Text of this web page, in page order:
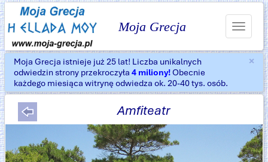
Moja Grecja
Toggle
×
Moja Grecja istnieje już 25 lat! Liczba unikalnych
odwiedzin strony przekroczyła 4 miliony!Obecnie
każdego miesiąca witrynę odwiedza ok. 20-40 tys. osób.
Amfiteatr